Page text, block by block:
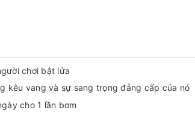
chơi bật lửa
kêu vang và sự sang trọng đẳng cấp của nó
cho 1 lần bơm